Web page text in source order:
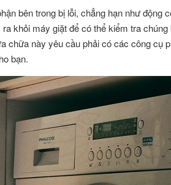
bên trong bị lỗi, chẳng hạn như động
khỏi máy giặt để có thể kiểm tra chúng
chữa này yêu cầu phải có các công cụ
bạn.